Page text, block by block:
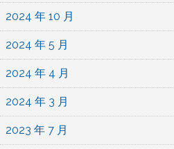
2024 年 10 月
2024 年 5 月
2024 年 4 月
2024 年 3 月
2023 年 7 月